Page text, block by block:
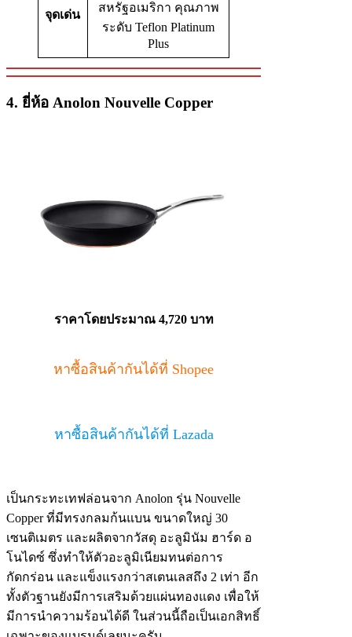
จุดเด่น
สหรัฐอเมริกา คุณภาพ
ระดับ Teflon Platinum
Plus
4. ยี่ห้อ Anolon Nouvelle Copper
ราคาโดยประมาณ 4,720 บาท
หาซื้อสินค้ากันได้ที่ Shopee
หาซื้อสินค้ากันได้ที่ Lazada
เป็นกระทะเทฟล่อนจาก Anolon รุ่น Nouvelle
Copper ที่มีทรงกลมก้นแบน ขนาดใหญ่ 30
เซนติเมตร และผลิตจากวัสดุ อะลูมินัม ฮาร์ด อ
โนไดซ์ ซึ่งทำให้ตัวอะลูมิเนียมทนต่อการ
กัดกร่อน และแข็งแรงกว่าสเตนเลสถึง 2 เท่า อีก
ทั้งตัวฐานยังมีการเสริมด้วยแผ่นทองแดง เพื่อให้
มีการนำความร้อนได้ดี ในส่วนนี้ถือเป็นเอกสิทธิ์